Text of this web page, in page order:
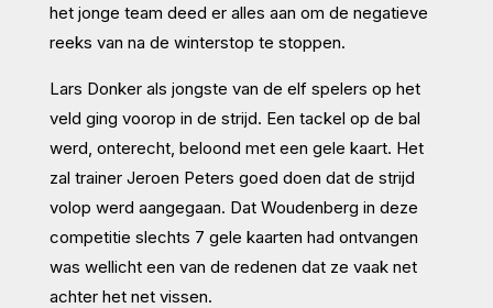
het jonge team deed er alles aan om de negatieve
reeks van na de winterstop te stoppen.
Lars Donker als jongste van de elf spelers op het
veld ging voorop in de strijd. Een tackel op de bal
werd, onterecht, beloond met een gele kaart. Het
zal trainer Jeroen Peters goed doen dat de strijd
volop werd aangegaan. Dat Woudenberg in deze
competitie slechts 7 gele kaarten had ontvangen
was wellicht een van de redenen dat ze vaak net
achter het net vissen.